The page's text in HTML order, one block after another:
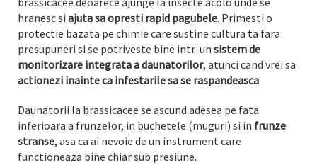
hranesc si ajuta sa opresti rapid pagubele. Primesti o
protectie bazata pe chimie care sustine cultura ta fara
presupuneri si se potriveste bine intr-un sistem de
monitorizare integrata a daunatorilor, atunci cand vrei sa
actionezi inainte ca infestarile sa se raspandeasca.
Daunatorii la brassicacee se ascund adesea pe fata
inferioara a frunzelor, in buchetele (muguri) si in frunze
stranse, asa ca ai nevoie de un instrument care
functioneaza bine chiar sub presiune.